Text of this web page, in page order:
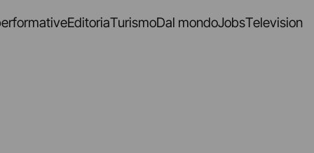
EditoriaTurismoDal mondoJobsTelevision